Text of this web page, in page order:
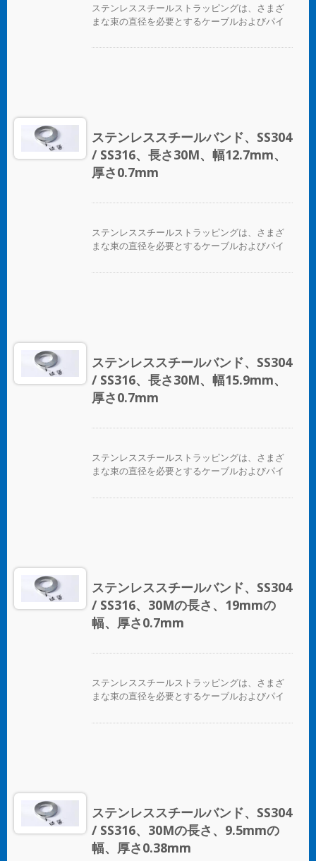
ステンレススチールストラッピングは、さまざ
まな束の直径を必要とするケーブルおよびパイ
ステンレススチールバンド、SS304
/ SS316、長さ30M、幅12.7mm、
厚さ0.7mm
ステンレススチールストラッピングは、さまざ
まな束の直径を必要とするケーブルおよびパイ
ステンレススチールバンド、SS304
/ SS316、長さ30M、幅15.9mm、
厚さ0.7mm
ステンレススチールストラッピングは、さまざ
まな束の直径を必要とするケーブルおよびパイ
ステンレススチールバンド、SS304
/ SS316、30Mの長さ、19mmの
幅、厚さ0.7mm
ステンレススチールストラッピングは、さまざ
まな束の直径を必要とするケーブルおよびパイ
ステンレススチールバンド、SS304
/ SS316、30Mの長さ、9.5mmの
幅、厚さ0.38mm